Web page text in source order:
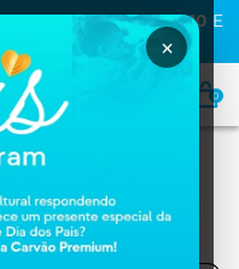
O CUPOMMAFRA10 E
0
×